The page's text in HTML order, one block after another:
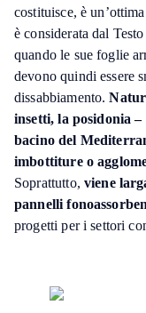
costituisce, è
è considerata dal
quando le sue foglie
devono quindi essere
dissabbiamento.
insetti, la posidonia –
bacino del
imbottiture o
Soprattutto, viene
pannelli
progetti per i settori